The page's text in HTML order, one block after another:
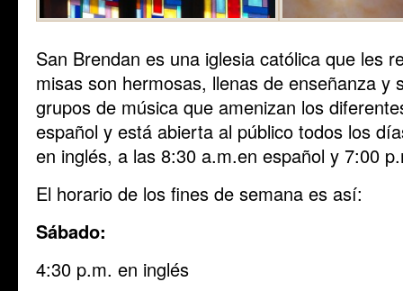
San Brendan es una iglesia católica que les
misas son hermosas, llenas de enseñanza
grupos de música que amenizan los
español y está abierta al público todos los
en inglés, a las 8:30 a.m.en español y 7:00
El horario de los fines de semana es así:
Sábado:
4:30 p.m. en inglés